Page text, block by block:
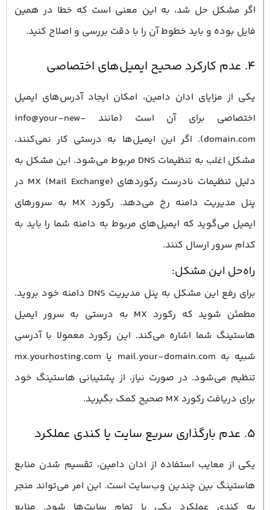
اگر مشکل حل شد، به این معنی است که خطا در همین
فایل بوده و باید خطوط آن را با دقت بررسی و اصلاح کنید.
۴. عدم کارکرد صحیح ایمیل‌های اختصاصی
یکی از مزایای ادان دامین، امکان ایجاد آدرس‌های ایمیل
اختصاصی برای آن است (مانند info@your-new-
domain.com). اگر این ایمیل‌ها به درستی کار نمی‌کنند،
مشکل اغلب به تنظیمات DNS مربوط می‌شود. این مشکل به
دلیل تنظیمات نادرست رکوردهای MX (Mail Exchange) در
پنل مدیریت دامنه رخ می‌دهد. رکورد MX به سرورهای
ایمیل می‌گوید که ایمیل‌های مربوط به دامنه شما را باید به
کدام سرور ارسال کنند.
راه‌حل این مشکل:
برای رفع این مشکل به پنل مدیریت DNS دامنه خود بروید.
مطمئن شوید که رکورد MX به درستی به سرور ایمیل
هاستینگ شما اشاره می‌کند. این رکورد معمولا با آدرسی
شبیه به mail.your-domain.com یا mx.yourhosting.com
تنظیم می‌شود. در صورت نیاز، از پشتیبانی هاستینگ خود
برای دریافت رکورد MX صحیح کمک بگیرید.
۵. عدم بارگذاری سریع سایت یا کندی عملکرد
یکی از معایب استفاده از ادان دامین، تقسیم شدن منابع
هاستینگ بین چندین وب‌سایت است. این امر می‌تواند منجر